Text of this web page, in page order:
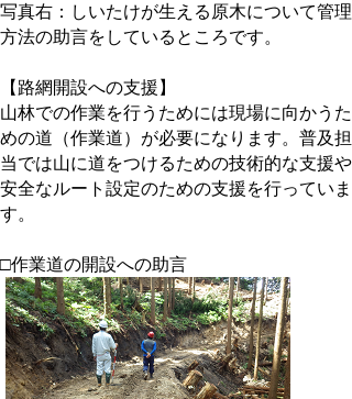
写真右：しいたけが生える原木について管理
方法の助言をしているところです。
【路網開設への支援】
山林での作業を行うためには現場に向かうた
めの道（作業道）が必要になります。普及担
当では山に道をつけるための技術的な支援や
安全なルート設定のための支援を行っていま
す。
□作業道の開設への助言